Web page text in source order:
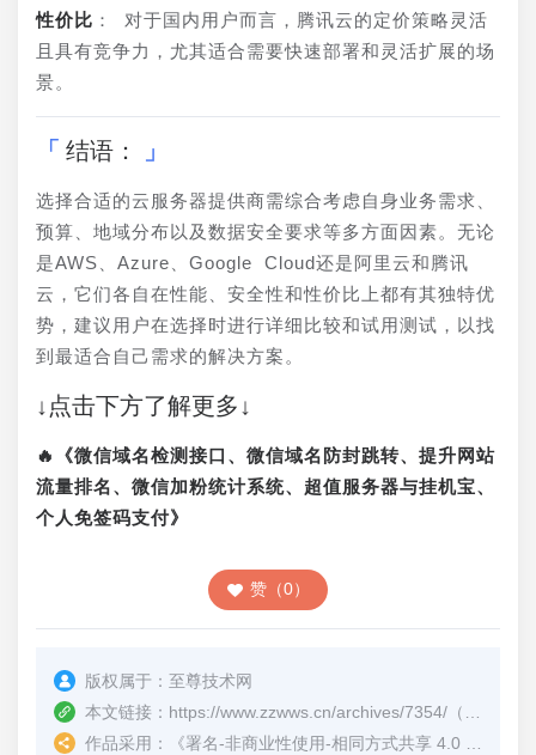
性价比 ： 对于国内用户而言，腾讯云的定价策略灵活
且具有竞争力，尤其适合需要快速部署和灵活扩展的场
景。
结语：
选择合适的云服务器提供商需综合考虑自身业务需求、
预算、地域分布以及数据安全要求等多方面因素。无论
是AWS、Azure、Google Cloud还是阿里云和腾讯
云，它们各自在性能、安全性和性价比上都有其独特优
势，建议用户在选择时进行详细比较和试用测试，以找
到最适合自己需求的解决方案。
↓点击下方了解更多↓
🔥《微信域名检测接口、微信域名防封跳转、提升网站
流量排名、微信加粉统计系统、超值服务器与挂机宝、
个人免签码支付》
赞（0）
版权属于： 至尊技术网
本文链接： https://www.zzwws.cn/archives/7354/ （转载时请注明本文出处及文章链接）
作品采用：
《署名-非商业性使用-相同方式共享 4.0 国际 (CC BY-NC-SA 4.0)